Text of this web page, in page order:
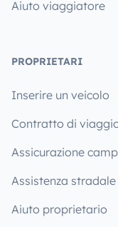
Aiuto viaggiatore
PROPRIETARI
Inserire un veicolo
Contratto di
Assicurazione
Assistenza stradale
Aiuto proprietario